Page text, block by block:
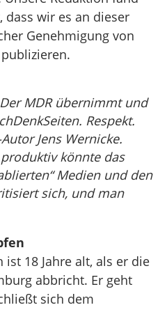
dass wir es an dieser
Genehmigung von
publizieren.
MDR übernimmt und
Respekt.
Jens Wernicke.
könnte das
Medien und den
sich, und man
ist 18 Jahre alt, als er die
abbricht. Er geht
sich dem